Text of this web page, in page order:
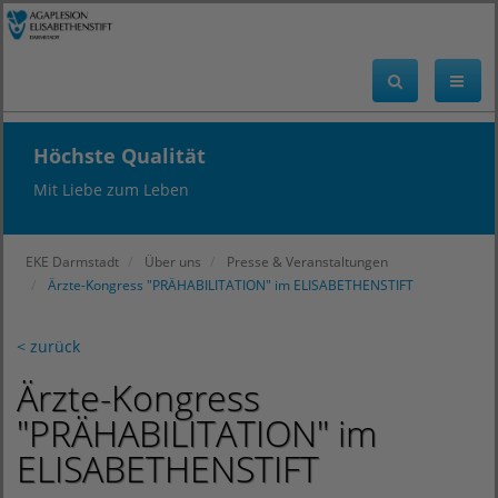
Höchste Qualität
Mit Liebe zum Leben
EKE Darmstadt Über uns
Presse & Veranstaltungen
Ärzte-Kongress "PRÄHABILITATION" im ELISABETHENSTIFT
< zurück
Ärzte-Kongress
"PRÄHABILITATION" im
ELISABETHENSTIFT